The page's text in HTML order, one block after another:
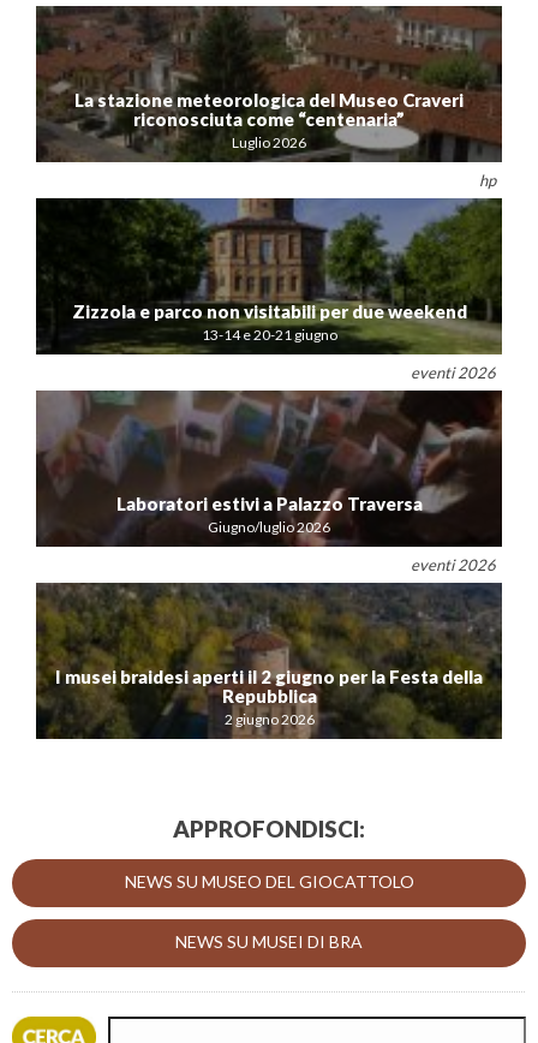
La stazione meteorologica del Museo Craveri
riconosciuta come “centenaria”
Luglio 2026
hp
Zizzola e parco non visitabili per due weekend
13-14 e 20-21 giugno
eventi 2026
Laboratori estivi a Palazzo Traversa
Giugno/luglio 2026
eventi 2026
I musei braidesi aperti il 2 giugno per la Festa della
Repubblica
2 giugno 2026
APPROFONDISCI:
NEWS SU MUSEO DEL GIOCATTOLO
NEWS SU MUSEI DI BRA